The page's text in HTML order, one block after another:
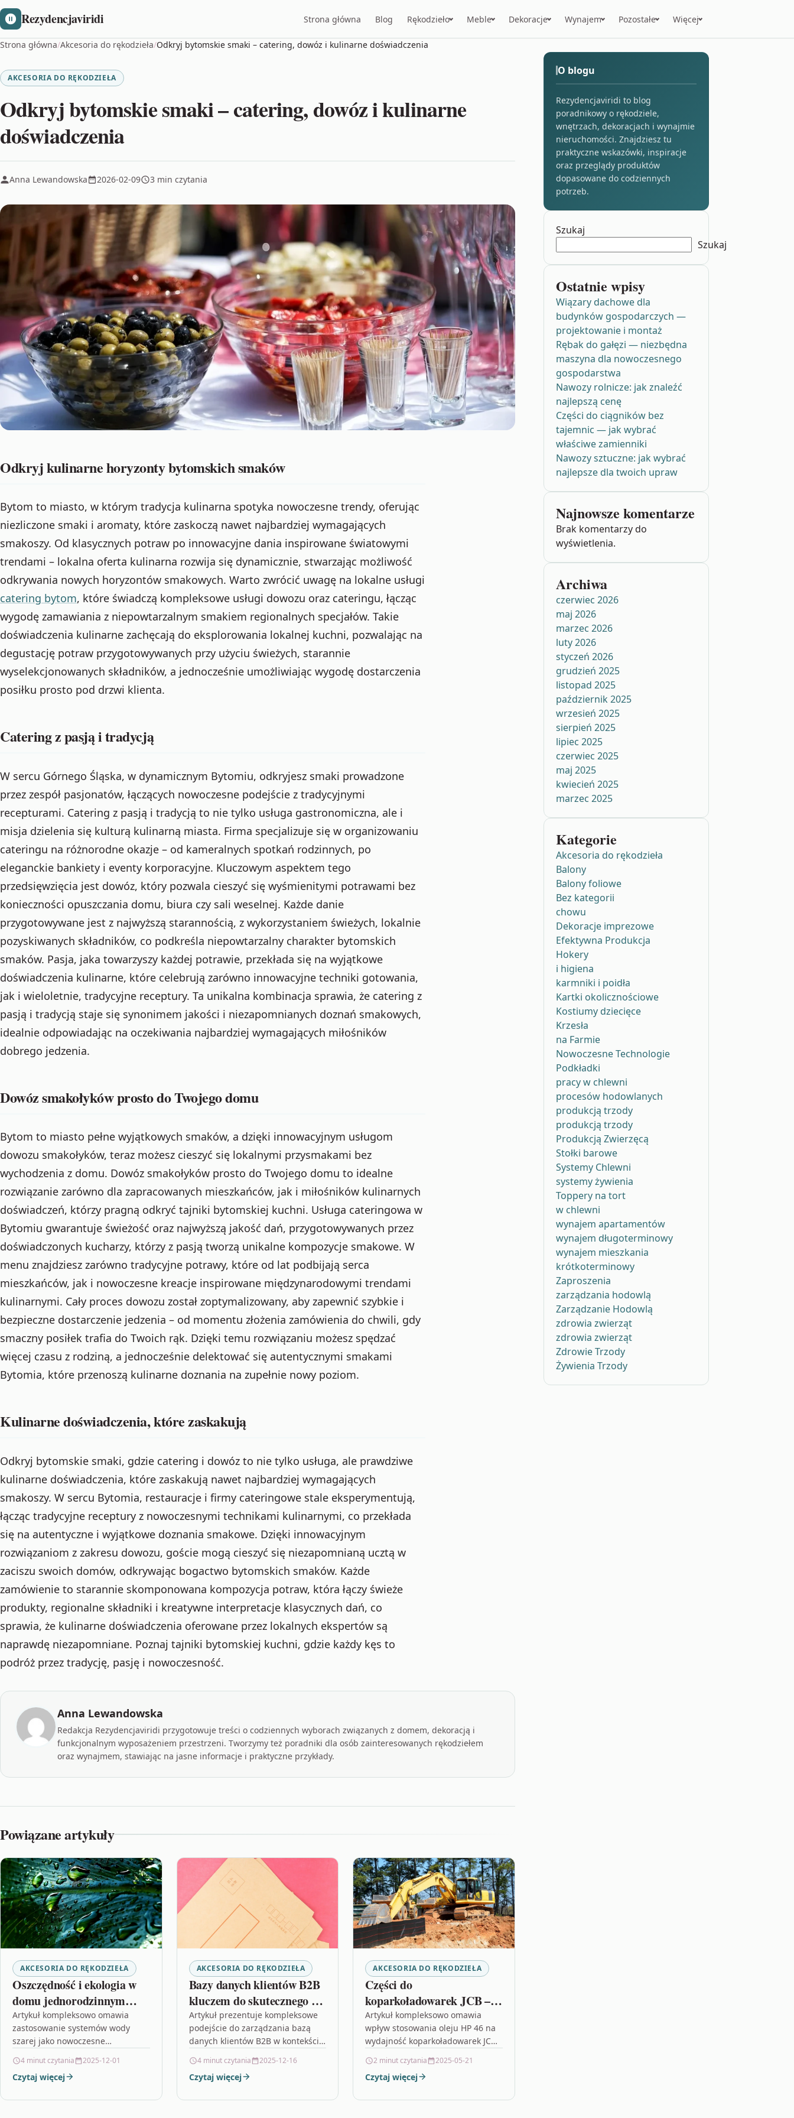
Rezydencjaviridi Strona główna Blog Rękodzieło Meble Dekoracje Wynajem Pozostałe Więcej
Strona główna/Akcesoria do rękodzieła/Odkryj bytomskie smaki – catering, dowóz i kulinarne doświadczenia
AKCESORIA DO RĘKODZIEŁA
Odkryj bytomskie smaki – catering, dowóz i kulinarne
doświadczenia
Anna Lewandowska 2026-02-09 3 min czytania
Odkryj kulinarne horyzonty bytomskich smaków
Bytom to miasto, w którym tradycja kulinarna spotyka nowoczesne trendy, oferując
niezliczone smaki i aromaty, które zaskoczą nawet najbardziej wymagających
smakoszy. Od klasycznych potraw po innowacyjne dania inspirowane światowymi
trendami – lokalna oferta kulinarna rozwija się dynamicznie, stwarzając możliwość
odkrywania nowych horyzontów smakowych. Warto zwrócić uwagę na lokalne usługi
catering bytom, które świadczą kompleksowe usługi dowozu oraz cateringu, łącząc
wygodę zamawiania z niepowtarzalnym smakiem regionalnych specjałów. Takie
doświadczenia kulinarne zachęcają do eksplorowania lokalnej kuchni, pozwalając na
degustację potraw przygotowywanych przy użyciu świeżych, starannie
wyselekcjonowanych składników, a jednocześnie umożliwiając wygodę dostarczenia
posiłku prosto pod drzwi klienta.
Catering z pasją i tradycją
W sercu Górnego Śląska, w dynamicznym Bytomiu, odkryjesz smaki prowadzone
przez zespół pasjonatów, łączących nowoczesne podejście z tradycyjnymi
recepturami. Catering z pasją i tradycją to nie tylko usługa gastronomiczna, ale i
misja dzielenia się kulturą kulinarną miasta. Firma specjalizuje się w organizowaniu
cateringu na różnorodne okazje – od kameralnych spotkań rodzinnych, po
eleganckie bankiety i eventy korporacyjne. Kluczowym aspektem tego
przedsięwzięcia jest dowóz, który pozwala cieszyć się wyśmienitymi potrawami bez
konieczności opuszczania domu, biura czy sali weselnej. Każde danie
przygotowywane jest z najwyższą starannością, z wykorzystaniem świeżych, lokalnie
pozyskiwanych składników, co podkreśla niepowtarzalny charakter bytomskich
smaków. Pasja, jaka towarzyszy każdej potrawie, przekłada się na wyjątkowe
doświadczenia kulinarne, które celebrują zarówno innowacyjne techniki gotowania,
jak i wieloletnie, tradycyjne receptury. Ta unikalna kombinacja sprawia, że catering z
pasją i tradycją staje się synonimem jakości i niezapomnianych doznań smakowych,
idealnie odpowiadając na oczekiwania najbardziej wymagających miłośników
dobrego jedzenia.
Dowóz smakołyków prosto do Twojego domu
Bytom to miasto pełne wyjątkowych smaków, a dzięki innowacyjnym usługom
dowozu smakołyków, teraz możesz cieszyć się lokalnymi przysmakami bez
wychodzenia z domu. Dowóz smakołyków prosto do Twojego domu to idealne
rozwiązanie zarówno dla zapracowanych mieszkańców, jak i miłośników kulinarnych
doświadczeń, którzy pragną odkryć tajniki bytomskiej kuchni. Usługa cateringowa w
Bytomiu gwarantuje świeżość oraz najwyższą jakość dań, przygotowywanych przez
doświadczonych kucharzy, którzy z pasją tworzą unikalne kompozycje smakowe. W
menu znajdziesz zarówno tradycyjne potrawy, które od lat podbijają serca
mieszkańców, jak i nowoczesne kreacje inspirowane międzynarodowymi trendami
kulinarnymi. Cały proces dowozu został zoptymalizowany, aby zapewnić szybkie i
bezpieczne dostarczenie jedzenia – od momentu złożenia zamówienia do chwili, gdy
smaczny posiłek trafia do Twoich rąk. Dzięki temu rozwiązaniu możesz spędzać
więcej czasu z rodziną, a jednocześnie delektować się autentycznymi smakami
Bytomia, które przenoszą kulinarne doznania na zupełnie nowy poziom.
Kulinarne doświadczenia, które zaskakują
Odkryj bytomskie smaki, gdzie catering i dowóz to nie tylko usługa, ale prawdziwe
kulinarne doświadczenia, które zaskakują nawet najbardziej wymagających
smakoszy. W sercu Bytomia, restauracje i firmy cateringowe stale eksperymentują,
łącząc tradycyjne receptury z nowoczesnymi technikami kulinarnymi, co przekłada
się na autentyczne i wyjątkowe doznania smakowe. Dzięki innowacyjnym
rozwiązaniom z zakresu dowozu, goście mogą cieszyć się niezapomnianą ucztą w
zaciszu swoich domów, odkrywając bogactwo bytomskich smaków. Każde
zamówienie to starannie skomponowana kompozycja potraw, która łączy świeże
produkty, regionalne składniki i kreatywne interpretacje klasycznych dań, co
sprawia, że kulinarne doświadczenia oferowane przez lokalnych ekspertów są
naprawdę niezapomniane. Poznaj tajniki bytomskiej kuchni, gdzie każdy kęs to
podróż przez tradycję, pasję i nowoczesność.
Anna Lewandowska
Redakcja Rezydencjaviridi przygotowuje treści o codziennych wyborach związanych z domem, dekoracją i
funkcjonalnym wyposażeniem przestrzeni. Tworzymy też poradniki dla osób zainteresowanych rękodziełem
oraz wynajmem, stawiając na jasne informacje i praktyczne przykłady.
Powiązane artykuły
AKCESORIA DO RĘKODZIEŁA
Oszczędność i ekologia w
domu jednorodzinnym
dzięki systemom wody
szarej
Artykuł kompleksowo omawia
zastosowanie systemów wody
szarej jako nowoczesne
wodą w domach jednorodzinnych,
które pozwala na znaczne
4 minut czytania 2025-12-01
Czytaj więcej
AKCESORIA DO RĘKODZIEŁA
Bazy danych klientów B2B
kluczem do skutecznego e-
mail marketingu
Artykuł prezentuje kompleksowe
podejście do zarządzania bazą
danych klientów B2B w kontekście
w nim kluczowe znaczenia
precyzyjnej segmentacji oraz
4 minut czytania 2025-12-16
Czytaj więcej
AKCESORIA DO RĘKODZIEŁA
Części do
koparkoładowarek JCB –
jak olej HP 46 wpływa na
wydajność maszyny
Artykuł kompleksowo omawia
wpływ stosowania oleju HP 46 na
wydajność koparkoładowarek JCB,
formuła poprawia działanie
układu hydraulicznego poprzez
2 minut czytania 2025-05-21
Czytaj więcej
O blogu
Rezydencjaviridi to blog
poradnikowy o rękodziele,
wnętrzach, dekoracjach i wynajmie
nieruchomości. Znajdziesz tu
praktyczne wskazówki, inspiracje
oraz przeglądy produktów
dopasowane do codziennych
potrzeb.
Szukaj
Szukaj
Ostatnie wpisy
Wiązary dachowe dla
budynków gospodarczych —
projektowanie i montaż
Rębak do gałęzi — niezbędna
maszyna dla nowoczesnego
gospodarstwa
Nawozy rolnicze: jak znaleźć
najlepszą cenę
Części do ciągników bez
tajemnic — jak wybrać
właściwe zamienniki
Nawozy sztuczne: jak wybrać
najlepsze dla twoich upraw
Najnowsze komentarze
Brak komentarzy do
wyświetlenia.
Archiwa
czerwiec 2026
maj 2026
marzec 2026
luty 2026
styczeń 2026
grudzień 2025
listopad 2025
październik 2025
wrzesień 2025
sierpień 2025
lipiec 2025
czerwiec 2025
maj 2025
kwiecień 2025
marzec 2025
Kategorie
Akcesoria do rękodzieła
Balony
Balony foliowe
Bez kategorii
chowu
Dekoracje imprezowe
Efektywna Produkcja
Hokery
i higiena
karmniki i poidła
Kartki okolicznościowe
Kostiumy dziecięce
Krzesła
na Farmie
Nowoczesne Technologie
Podkładki
pracy w chlewni
procesów hodowlanych
produkcją trzody
produkcją trzody
Produkcją Zwierzęcą
Stołki barowe
Systemy Chlewni
systemy żywienia
Toppery na tort
w chlewni
wynajem apartamentów
wynajem długoterminowy
wynajem mieszkania
krótkoterminowy
Zaproszenia
zarządzania hodowlą
Zarządzanie Hodowlą
zdrowia zwierząt
zdrowia zwierząt
Zdrowie Trzody
Żywienia Trzody